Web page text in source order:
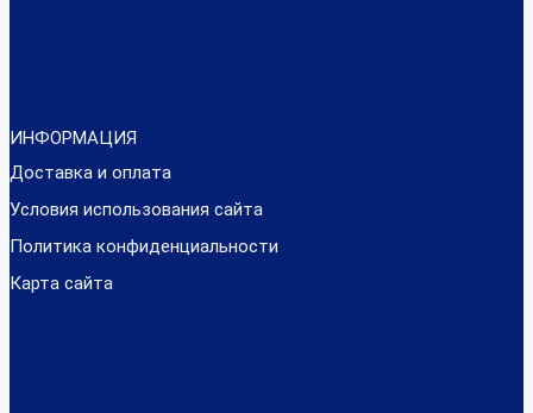
ИНФОРМАЦИЯ
Доставка и оплата
Условия использования сайта
Политика конфиденциальности
Карта сайта